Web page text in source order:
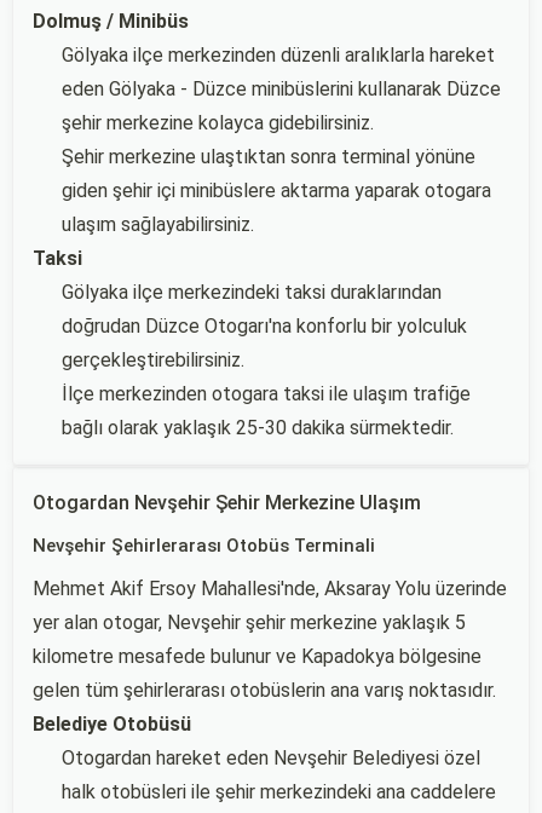
Dolmuş / Minibüs
Gölyaka ilçe merkezinden düzenli aralıklarla hareket
eden Gölyaka - Düzce minibüslerini kullanarak Düzce
şehir merkezine kolayca gidebilirsiniz.
Şehir merkezine ulaştıktan sonra terminal yönüne
giden şehir içi minibüslere aktarma yaparak otogara
ulaşım sağlayabilirsiniz.
Taksi
Gölyaka ilçe merkezindeki taksi duraklarından
doğrudan Düzce Otogarı'na konforlu bir yolculuk
gerçekleştirebilirsiniz.
İlçe merkezinden otogara taksi ile ulaşım trafiğe
bağlı olarak yaklaşık 25-30 dakika sürmektedir.
Otogardan Nevşehir Şehir Merkezine Ulaşım
Nevşehir Şehirlerarası Otobüs Terminali
Mehmet Akif Ersoy Mahallesi'nde, Aksaray Yolu üzerinde
yer alan otogar, Nevşehir şehir merkezine yaklaşık 5
kilometre mesafede bulunur ve Kapadokya bölgesine
gelen tüm şehirlerarası otobüslerin ana varış noktasıdır.
Belediye Otobüsü
Otogardan hareket eden Nevşehir Belediyesi özel
halk otobüsleri ile şehir merkezindeki ana caddelere